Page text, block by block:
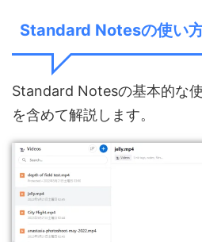
Standard Notesの使い
Standard Notesの基本的な
を含めて解説します。